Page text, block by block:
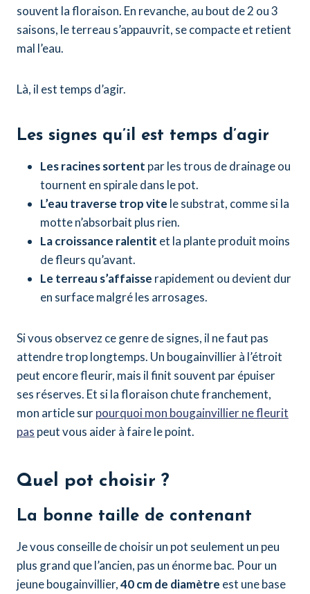
souvent la floraison. En revanche, au bout de 2 ou 3
saisons, le terreau s’appauvrit, se compacte et retient
mal l’eau.
Là, il est temps d’agir.
Les signes qu’il est temps d’agir
Les racines sortent par les trous de drainage ou
tournent en spirale dans le pot.
L’eau traverse trop vite le substrat, comme si la
motte n’absorbait plus rien.
La croissance ralentit et la plante produit moins
de fleurs qu’avant.
Le terreau s’affaisse rapidement ou devient dur
en surface malgré les arrosages.
Si vous observez ce genre de signes, il ne faut pas
attendre trop longtemps. Un bougainvillier à l’étroit
peut encore fleurir, mais il finit souvent par épuiser
ses réserves. Et si la floraison chute franchement,
mon article surpourquoi mon bougainvillier ne fleurit
pas peut vous aider à faire le point.
Quel pot choisir ?
La bonne taille de contenant
Je vous conseille de choisir un pot seulement un peu
plus grand que l’ancien, pas un énorme bac. Pour un
jeune bougainvillier,40 cm de diamètre est une base